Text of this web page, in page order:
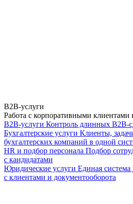
B2B-услуги
Работа с корпоративными
B2B-услуги Контроль длинных B2B-
Бухгалтерские услуги Клиенты,
бухгалтерских компаний в одной
HR и подбор персонала Подбор
с кандидатами
Юридические услуги Единая система
с клиентами и документооборота